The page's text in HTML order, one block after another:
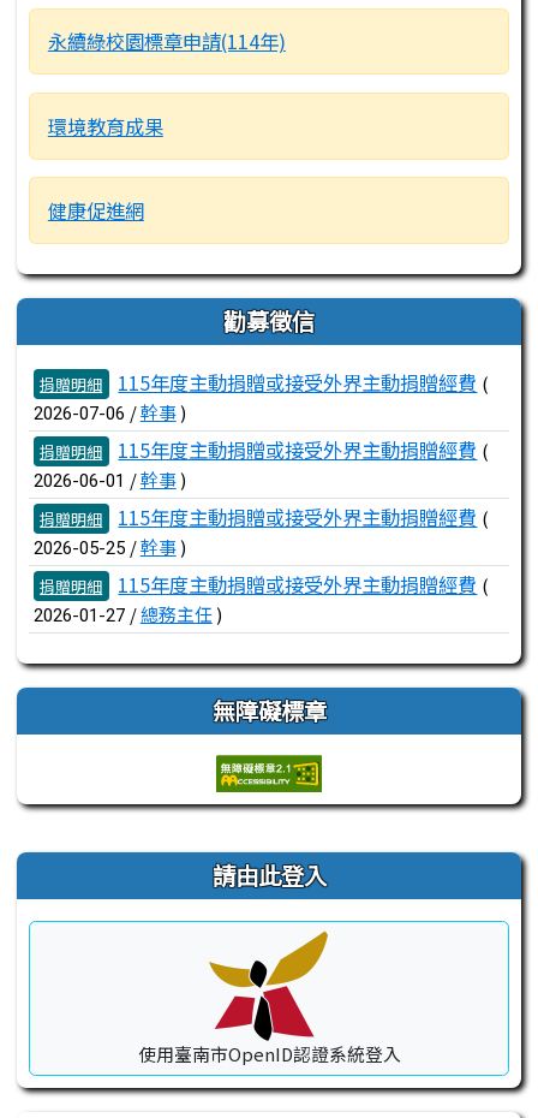
永續綠校園標章申請(114年)
環境教育成果
健康促進網
勸募徵信
文章列表
捐贈明細 115年度主動捐贈或接受外界主動捐贈經費 (
2026-07-06 /幹事)
捐贈明細 115年度主動捐贈或接受外界主動捐贈經費 (
2026-06-01 /幹事)
捐贈明細 115年度主動捐贈或接受外界主動捐贈經費 (
2026-05-25 /幹事)
捐贈明細 115年度主動捐贈或接受外界主動捐贈經費 (
2026-01-27 /總務主任)
無障礙標章
右邊區域內容 請由此登入
使用臺南市OpenID認證系統登入